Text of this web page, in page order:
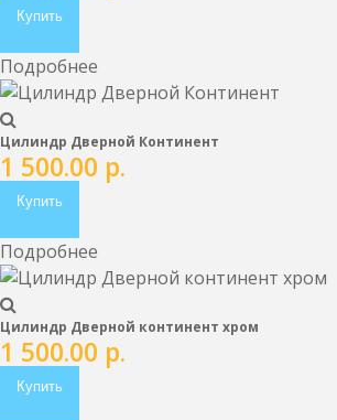
Купить
Подробнее
Цилиндр Дверной Континент
1 500.00 р.
Купить
Подробнее
Цилиндр Дверной континент хром
1 500.00 р.
Купить